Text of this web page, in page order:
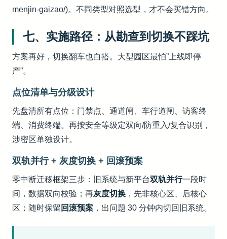
menjin-gaizao/)。不同类型对照选型，才不会买错方向。
七、实施路径：从勘查到切换不踩坑
方案再好，切换翻车也白搭。大型园区最怕”上线即停
产”。
点位清单与分级设计
先盘清所有点位：门禁点、通道闸、车行道闸、访客终
端、消费终端。再按安全等级定双向/防重入/复合识别，
涉密区单独设计。
双轨并行 + 灰度切换 + 回滚预案
零中断迁移框架三步：旧系统与新平台双轨并行一段时
间，数据双向校验；再灰度切换 ，先非核心区、后核心
区；随时保留 回滚预案 ，出问题 30 分钟内切回旧系统。